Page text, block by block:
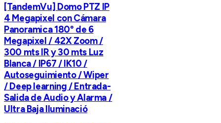
[TandemVu] Domo PTZ IP
4 Megapixel con Cámara
Panoramica 180° de 6
Megapixel / 42X Zoom /
300 mts IR y 30 mts Luz
Blanca / IP67 / IK10 /
Autoseguimiento / Wiper
/ Deep learning / Entrada-
Salida de Audio y Alarma /
Ultra Baja Iluminació